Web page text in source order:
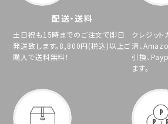
配送・送料
土日祝も15時までのご注文で即日
発送致します。8,800円(税込)以上ご
購入で送料無料！
クレジッ
済、
引換、
ます。